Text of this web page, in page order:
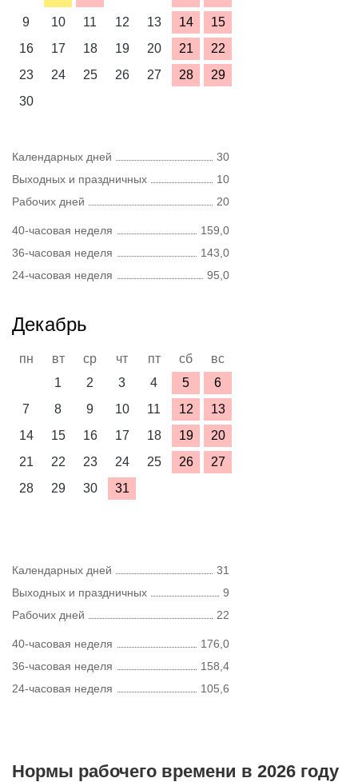
9
10 11 12 13 14
15
16
17 18 19 20 21
22
23
24 25 26 27 28
29
30
Календарных дней
30
Выходных и праздничных
10
Рабочих дней
20
40-часовая неделя
159,0
36-часовая неделя
143,0
24-часовая неделя
95,0
Декабрь
пн вт ср чт пт сб
вс
1
2 3 4 5
6
7
8 9 10 11 12
13
14
15 16 17 18 19
20
21
22 23 24 25 26
27
28
29 30 31
Календарных дней
31
Выходных и праздничных
9
Рабочих дней
22
40-часовая неделя
176,0
36-часовая неделя
158,4
24-часовая неделя
105,6
Нормы рабочего времени в 2026 году